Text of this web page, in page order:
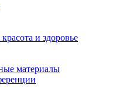
и здоровье
материалы